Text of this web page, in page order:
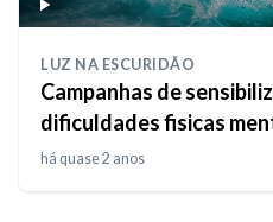
LUZ NA ESCURIDÃO
Campanhas de
dificuldades fisicas
há quase 2 anos